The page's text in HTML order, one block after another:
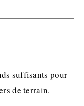
suffisants pour
de terrain.